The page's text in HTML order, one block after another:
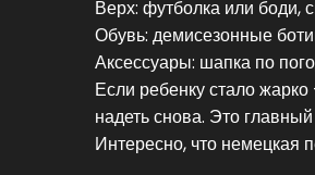
Верх: футболка или боди,
Обувь: демисезонные
Аксессуары: шапка по
Если ребенку стало
надеть снова. Это
Интересно, что немецкая